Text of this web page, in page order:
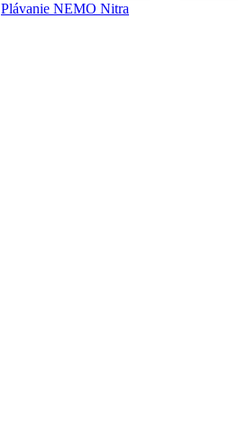
Plávanie NEMO Nitra